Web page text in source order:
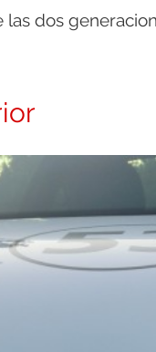
las dos